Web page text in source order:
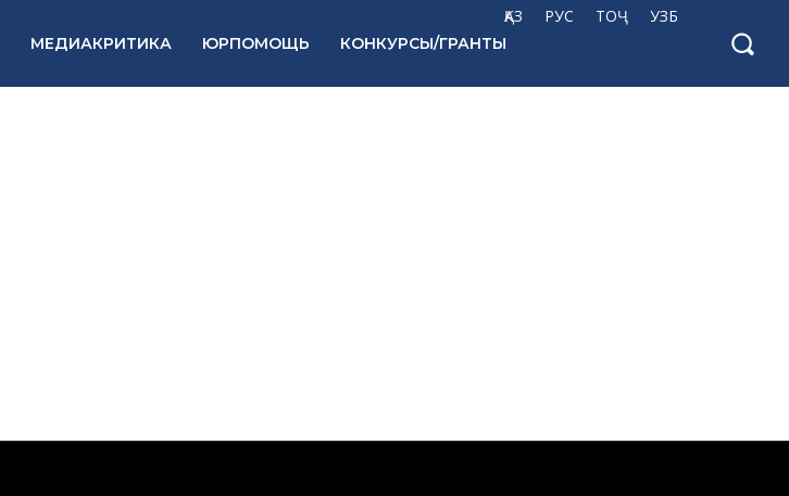
ҚАЗ РУС ТОҶ УЗБ
МЕДИАКРИТИКА ЮРПОМОЩЬ КОНКУРСЫ/ГРАНТЫ